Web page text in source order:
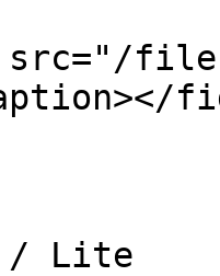
files/
/ Lite